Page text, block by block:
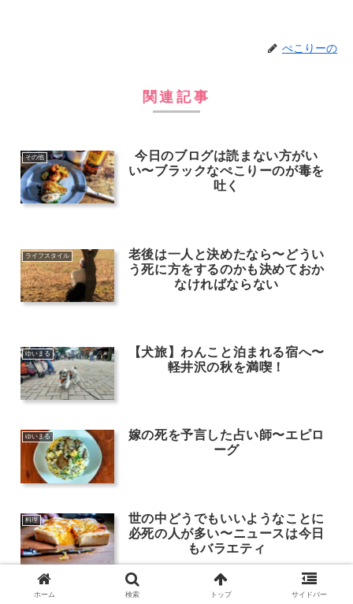
ぺこりーの
関連記事
その他
今日のブログは読まない方がい
い〜ブラックなぺこりーのが毒を
吐く
ライフスタイル
老後は一人と決めたなら〜どうい
う死に方をするのかも決めておか
なければならない
ゆいまる
【犬旅】わんこと泊まれる宿へ〜
軽井沢の秋を満喫！
ゆいまる
嫁の死を予言した占い師〜エピロ
ーグ
料理
世の中どうでもいいようなことに
必死の人が多い〜ニュースは今日
もバラエティ
ホーム 検索 トップ サイドバー